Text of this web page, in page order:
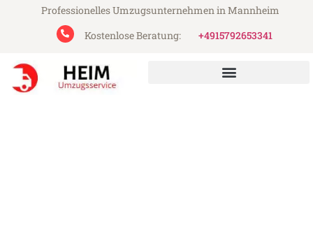
Professionelles Umzugsunternehmen in Mannheim
Kostenlose Beratung:
+4915792653341